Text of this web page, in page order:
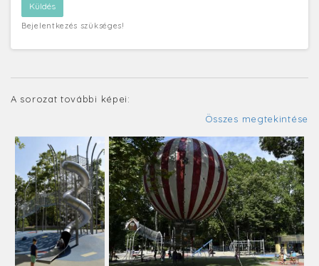
Bejelentkezés szükséges!
A sorozat további képei:
Összes megtekintése